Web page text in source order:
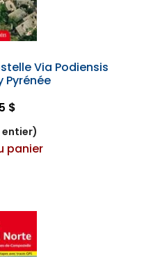
Via Podiensis
Pyrénée
$
entier)
panier